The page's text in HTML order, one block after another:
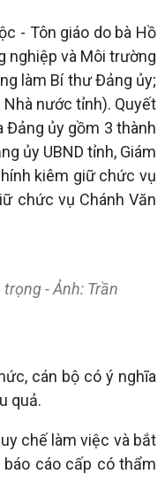
- Tôn giáo do bà Hồ
nghiệp và Môi trường
làm Bí thư Đảng ủy;
nước tỉnh). Quyết
Đảng ủy gồm 3 thành
ủy UBND tỉnh, Giám
kiêm giữ chức vụ
chức vụ Chánh Văn
- Ảnh: Trần
cán bộ có ý nghĩa
quả.
chế làm việc và bắt
cáo cấp có thẩm